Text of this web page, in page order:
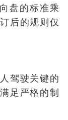
盘的标准乘
后的规则仅
驾驶关键的
足严格的制